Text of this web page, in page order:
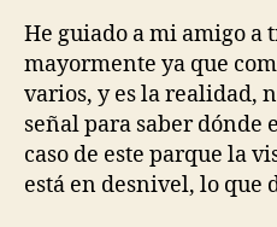
He guiado a mi amigo a
mayormente ya que
varios, y es la realidad,
señal para saber dónde
caso de este parque la
está en desnivel, lo que